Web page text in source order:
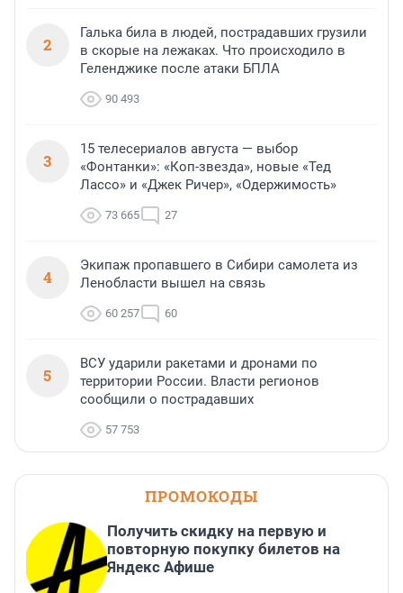
2
Галька била в людей, пострадавших грузили
в скорые на лежаках. Что происходило в
Геленджике после атаки БПЛА
90 493
3
15 телесериалов августа — выбор
«Фонтанки»: «Коп-звезда», новые «Тед
Лассо» и «Джек Ричер», «Одержимость»
73 665 27
4
Экипаж пропавшего в Сибири самолета из
Ленобласти вышел на связь
60 257 60
5
ВСУ ударили ракетами и дронами по
территории России. Власти регионов
сообщили о пострадавших
57 753
ПРОМОКОДЫ
Получить скидку на первую и
повторную покупку билетов на
Яндекс Афише